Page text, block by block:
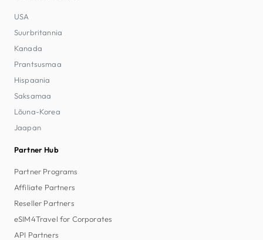
USA
Suurbritannia
Kanada
Prantsusmaa
Hispaania
Saksamaa
Lõuna-Korea
Jaapan
Partner Hub
Partner Programs
Affiliate Partners
Reseller Partners
eSIM4Travel for Corporates
API Partners